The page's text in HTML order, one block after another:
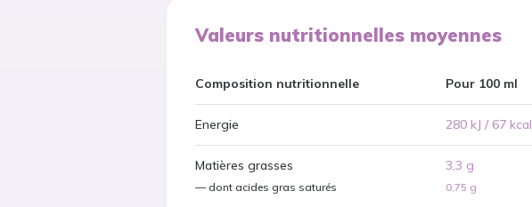
Valeurs nutritionnelles moyennes
Composition nutritionnelle Pour 100 ml
Energie 280 kJ / 67 kcal
Matières grasses
— dont acides gras saturés
3,3 g
0,75 g